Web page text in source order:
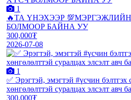
1
🔥ТА ҮНЭХЭЭР
БОЛМООР БАЙНА УУ
300,000₮
2026-07-08
1
✅ Эрэгтэй, эмэгтэй #үсчин бэлтгэх
хөнгөлөлттэй суралцах элсэлт авч
300,000₮